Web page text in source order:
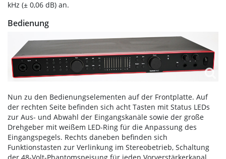
kHz (± 0,06 dB) an.
Bedienung
Nun zu den Bedienungselementen auf der Frontplatte. Auf
der rechten Seite befinden sich acht Tasten mit Status LEDs
zur Aus- und Abwahl der Eingangskanäle sowie der große
Drehgeber mit weißem LED-Ring für die Anpassung des
Eingangspegels. Rechts daneben befinden sich
Funktionstasten zur Verlinkung im Stereobetrieb, Schaltung